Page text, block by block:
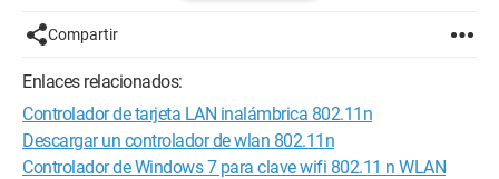
Acer para mi PC, pero no funciona.
¿Podrían ayudarme, por favor? Porque estoy atrapado.
Si les falta información, se las proporcionaré según sus
necesidades...
Gracias de antemano
Compartir
Enlaces relacionados:
Controlador de tarjeta LAN inalámbrica 802.11n
Descargar un controlador de wlan 802.11n
Controlador de Windows 7 para clave wifi 802.11 n WLAN